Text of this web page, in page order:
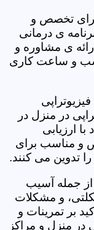
تخصص و
ی درمانی
ی مشاوره و
و ساعت کاری
در منزل در
ارزیابی
و مناسب برای
تدوین می کنند.
از جمله آسیب
و مشکلات
بر تمرینات و
در منزل و مراکز